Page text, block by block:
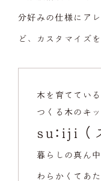
分好みの仕様にア
ど、カスタマイズ
木を育ててい
つくる木のキ
su:iji（
暮らしの真ん
わらかくてあ